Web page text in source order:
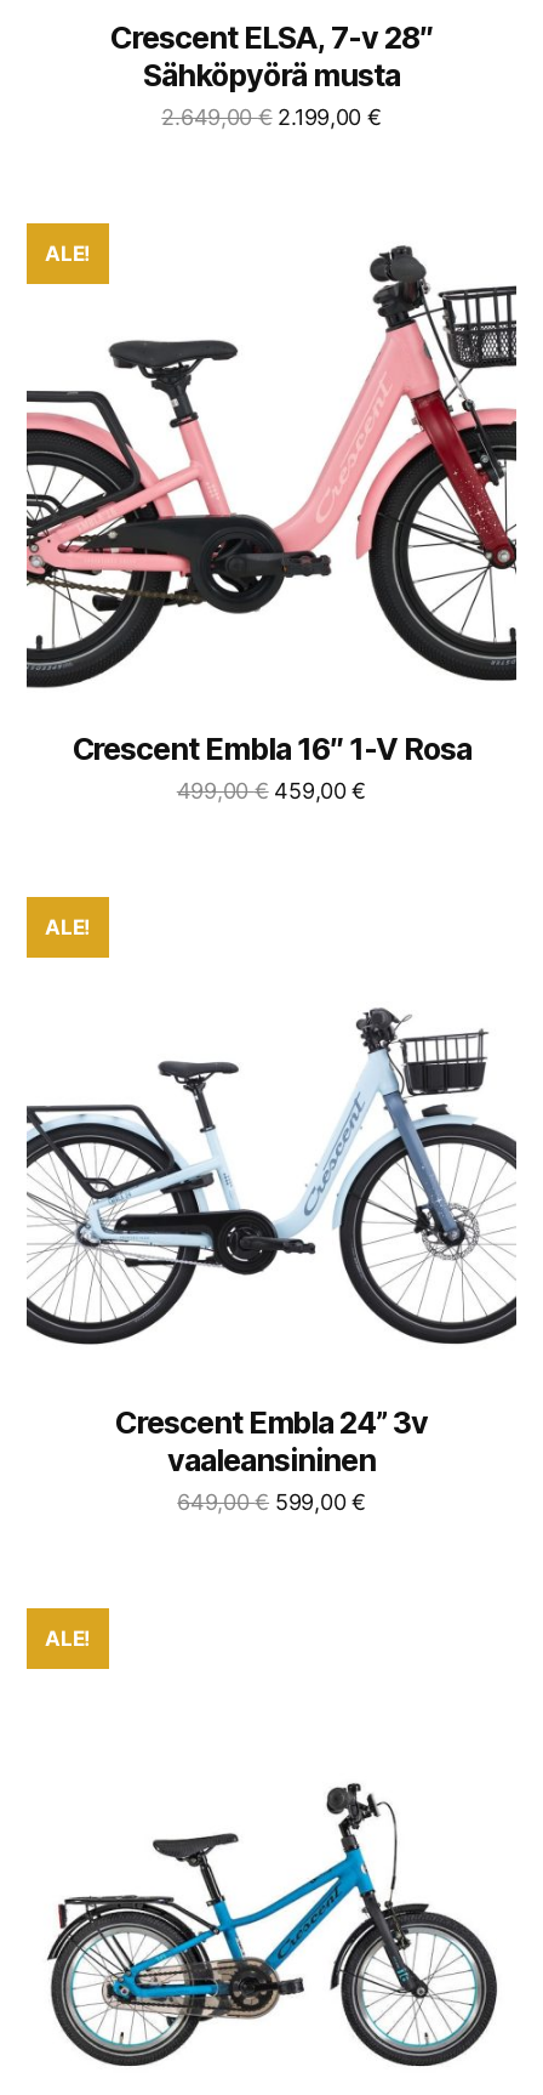
Crescent ELSA, 7-v 28″
Sähköpyörä musta
2.649,00€ 2.199,00 €
ALE!
Crescent Embla 16″ 1-V Rosa
499,00€ 459,00€
ALE!
Crescent Embla 24” 3v
vaaleansininen
649,00€ 599,00€
ALE!